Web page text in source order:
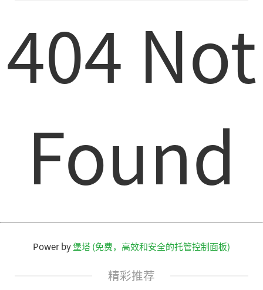
404 Not
Found
Power by堡塔 (免费，高效和安全的托管控制面板)
精彩推荐